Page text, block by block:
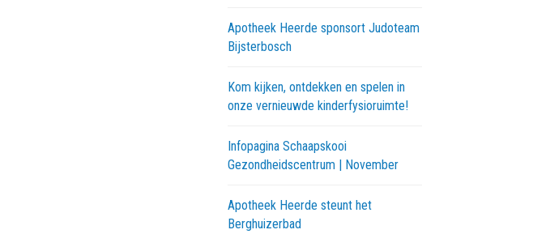
Apotheek Heerde sponsort Judoteam
Bijsterbosch
Kom kijken, ontdekken en spelen in
onze vernieuwde kinderfysioruimte!
Infopagina Schaapskooi
Gezondheidscentrum | November
Apotheek Heerde steunt het
Berghuizerbad